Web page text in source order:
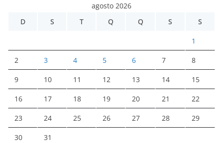
agosto 2026
D
S T Q Q S S
1
2 3 4 5 6 7 8
9 10 11 12 13 14 15
16 17 18 19 20 21 22
23 24 25 26 27 28 29
30 31